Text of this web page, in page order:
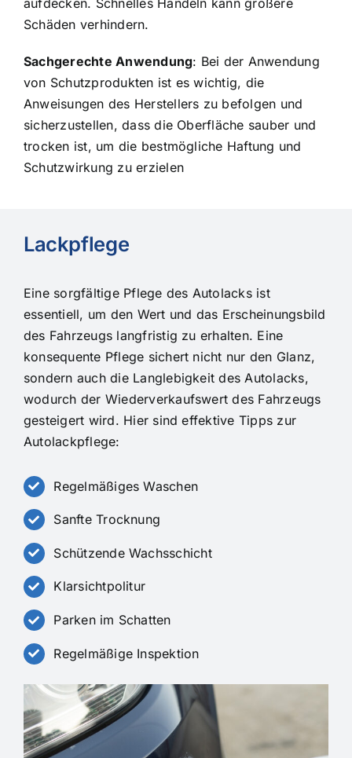
Schäden verhindern.
Sachgerechte Anwendung: Bei der Anwendung
von Schutzprodukten ist es wichtig, die
Anweisungen des Herstellers zu befolgen und
sicherzustellen, dass die Oberfläche sauber und
trocken ist, um die bestmögliche Haftung und
Schutzwirkung zu erzielen
Lackpflege
Eine sorgfältige Pflege des Autolacks ist
essentiell, um den Wert und das Erscheinungsbild
des Fahrzeugs langfristig zu erhalten. Eine
konsequente Pflege sichert nicht nur den Glanz,
sondern auch die Langlebigkeit des Autolacks,
wodurch der Wiederverkaufswert des Fahrzeugs
gesteigert wird. Hier sind effektive Tipps zur
Autolackpflege:
Regelmäßiges Waschen
Sanfte Trocknung
Schützende Wachsschicht
Klarsichtpolitur
Parken im Schatten
Regelmäßige Inspektion